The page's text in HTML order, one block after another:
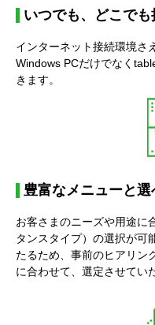
いつでも、どこでも
インターネット接続環境さ
Windows PCだけでなく
きます。
豊富なメニューと
お客さまのニーズや用途に
タンスタイプ）の選択が可
たるため、事前のヒアリン
に合わせて、選定させてい